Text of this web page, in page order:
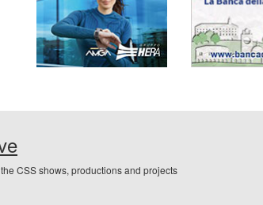
CSS shows, productions and projects